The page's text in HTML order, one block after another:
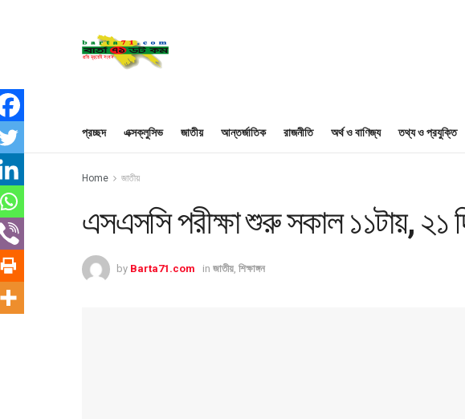
প্রচ্ছদ এক্সক্লুসিভ জাতীয় আন্তর্জাতিক রাজনীতি অর্থ ও বাণিজ্য তথ্য ও প্রযুক্তি
Home জাতীয়
এসএসসি পরীক্ষা শুরু সকাল ১১টায়, ২১
by Barta71.com in জাতীয় শিক্ষাঙ্গন